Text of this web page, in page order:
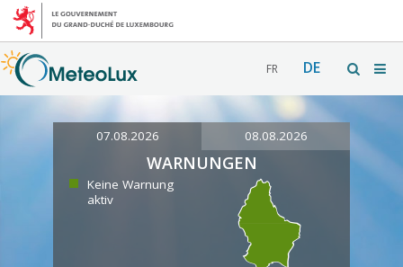
FR DE
07.08.2026 08.08.2026
WARNUNGEN
Keine Warnung
aktiv